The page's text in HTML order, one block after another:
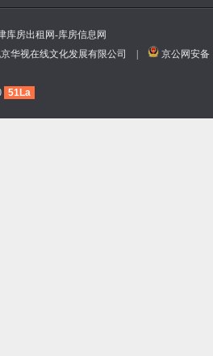
库房出租网-库房信息网
华视在线文化发展有限公司 |
京公网安备
51La